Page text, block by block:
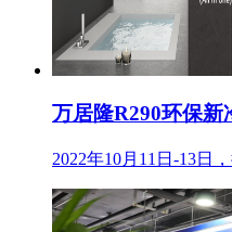
万居隆R290环保
2022年10月11日-13日